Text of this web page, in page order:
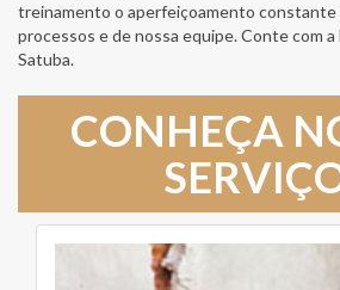
treinamento o aperfeiçoamento constante
processos e de nossa equipe. Conte com
Satuba.
CONHEÇA